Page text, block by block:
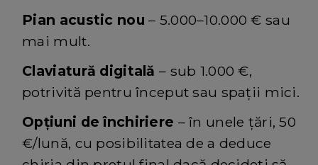
Pian acustic nou – 5.000–10.000 € sau
mai mult.
Claviatură digitală – sub 1.000 €,
potrivită pentru început sau spații mici.
Opțiuni de închiriere – în unele țări, 50
€/lună, cu posibilitatea de a deduce